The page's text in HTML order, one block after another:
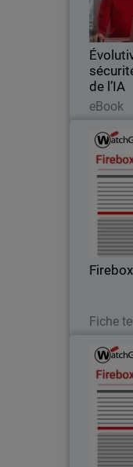
de l’IA
eBook
Fiche
Offrez
trafic
pour
grâce